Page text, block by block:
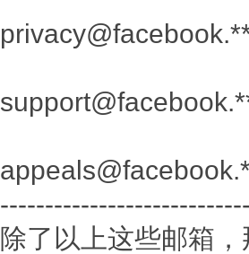
除了以上这些邮箱